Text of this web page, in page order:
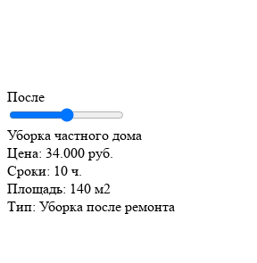
После
Уборка частного дома
Цена: 34.000 руб.
Сроки: 10 ч.
Площадь: 140 м2
Тип: Уборка после ремонта